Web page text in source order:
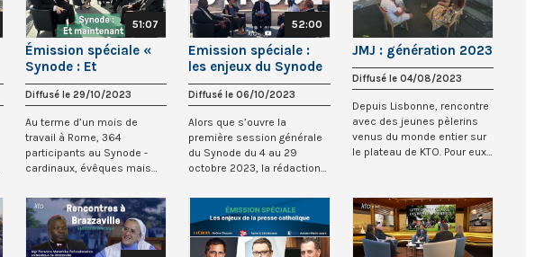
51:07
Émission spéciale «
Synode : Et
maintenant ? »
Diffusé le 29/10/2023
Au terme d’un mois de
travail à Rome, 364
participants au Synode -
cardinaux, évêques mais
52:00
Emission spéciale :
les enjeux du Synode
Diffusé le 06/10/2023
Alors que s’ouvre la
première session générale
du Synode du 4 au 29
octobre 2023, la rédaction
JMJ : génération 2023
Diffusé le 04/08/2023
Depuis Lisbonne, rencontre
avec des jeunes pèlerins
venus du monde entier sur
le plateau de KTO. Pour eux,